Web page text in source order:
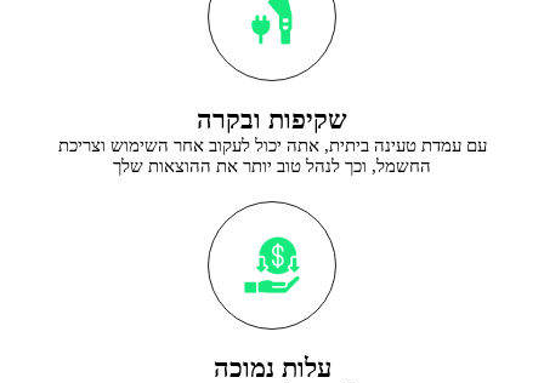
שקיפות ובקרה
עם עמדת טעינה ביתית, אתה יכול לעקוב אחר השימוש וצריכת
החשמל, וכך לנהל טוב יותר את ההוצאות שלך
עלות נמוכה